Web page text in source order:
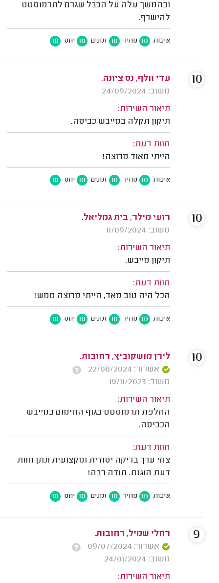
ובהמשך עלה על הכבל שגרם לתרמוסטט
להישרף.
איכות 10 מחיר 10 זמנים 10 יחס 10
עדי וולף, נס ציונה.
משוב: 24/09/2024
תיאור השירות:
תיקון תקלה במייבש כביסה.
חוות דעת:
הייתי מאוד מרוצה!
איכות 10 מחיר 10 זמנים 10 יחס 10
10
רועי מילר, בית גמליאל.
משוב: 11/09/2024
תיאור השירות:
תיקון מייבש.
חוות דעת:
הכל היה טוב מאד, הייתי מרוצה ממש!
איכות 10 מחיר 10 זמנים 10 יחס 10
10
לירן מושקוביץ, רחובות.
אשרור: 22/08/2024
משוב: 19/11/2023
תיאור השירות:
החלפת תרמוסטט בגוף החימום במייבש
הכביסה.
חוות דעת:
צחי ערך בדיקה יסודית ומקצועית ונתן חוות
דעת הוגנת. תודה רבה!
איכות 10 מחיר 10 זמנים 10 יחס 10
10
רחלי שמיל, רחובות.
אשרור: 09/07/2024
משוב: 24/01/2024
תיאור השירות:
9